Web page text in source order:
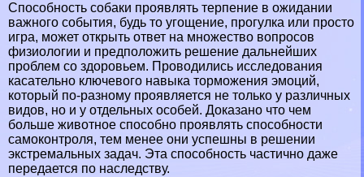
Способность собаки проявлять терпение в ожидании
важного события, будь то угощение, прогулка или просто
игра, может открыть ответ на множество вопросов
физиологии и предположить решение дальнейших
проблем со здоровьем. Проводились исследования
касательно ключевого навыка торможения эмоций,
который по-разному проявляется не только у различных
видов, но и у отдельных особей. Доказано что чем
больше животное способно проявлять способности
самоконтроля, тем менее они успешны в решении
экстремальных задач. Эта способность частично даже
передается по наследству.